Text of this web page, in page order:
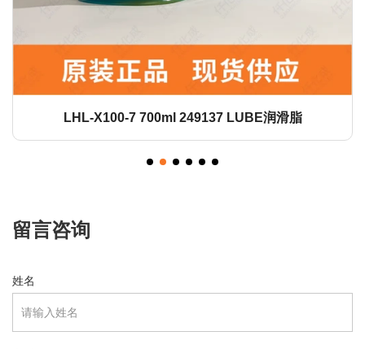
LHL-X100-7 700ml 249137 LUBE润滑脂
留言咨询
姓名